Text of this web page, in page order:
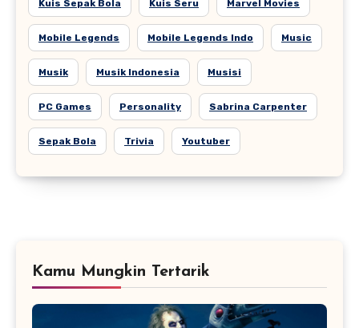
Kuis Sepak Bola Kuis Seru Marvel Movies
Mobile Legends Mobile Legends Indo Music
Musik Musik Indonesia Musisi
PC Games Personality Sabrina Carpenter
Sepak Bola Trivia Youtuber
Kamu Mungkin Tertarik